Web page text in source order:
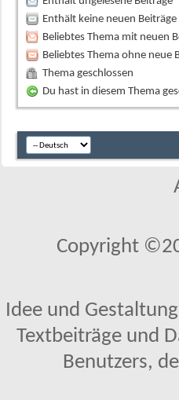
Enthält keine neuen Beiträge
Beliebtes Thema mit neuen
Beliebtes Thema ohne neue
Thema geschlossen
Du hast in diesem Thema
Copyright
Idee und
Textbeiträge und
Benutzers,